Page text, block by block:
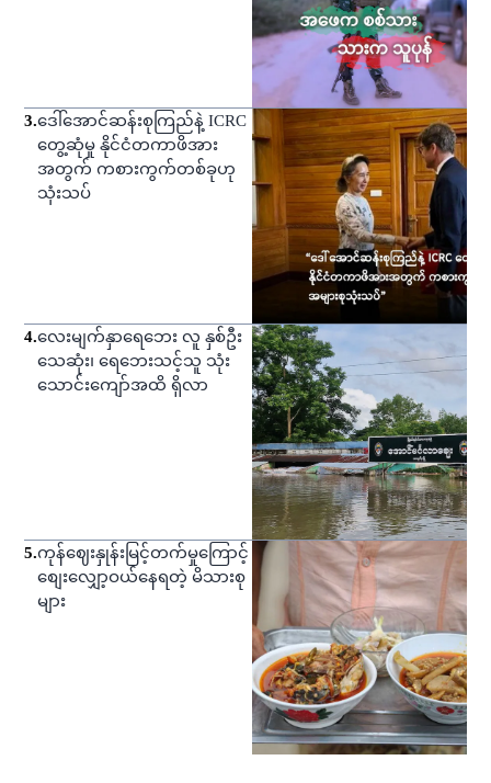
3.ဒေါ်အောင်ဆန်းစုကြည်နဲ့ ICRC
တွေ့ဆုံမှု နိုင်ငံတကာဖိအား
အတွက် ကစားကွက်တစ်ခုဟု
သုံးသပ်
4.လေးမျက်နှာရေဘေး လူ နှစ်ဦး
သေဆုံး၊ ရေဘေးသင့်သူ သုံး
သောင်းကျော်အထိ ရှိလာ
5.ကုန်ဈေးနှုန်းမြင့်တက်မှုကြောင့်
စျေးလျှော့ဝယ်နေရတဲ့ မိသားစု
များ